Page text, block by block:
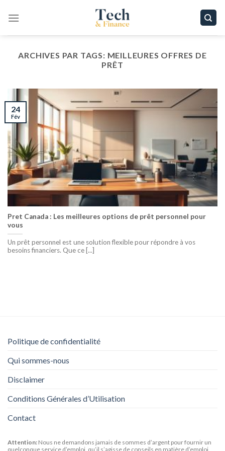
ARCHIVES PAR TAGS: MEILLEURES OFFRES DE
PRÊT
Pret Canada : Les meilleures options de prêt personnel pour
vous
Un prêt personnel est une solution flexible pour répondre à vos
besoins financiers. Que ce [...]
24
Fév
Politique de confidentialité
Qui sommes-nous
Disclaimer
Conditions Générales d’Utilisation
Contact
Attention: Nous ne demandons jamais de sommes d’argent pour fournir un
quelconque service d’emploi, qu’il s’agisse de conseils en matière d’emploi,